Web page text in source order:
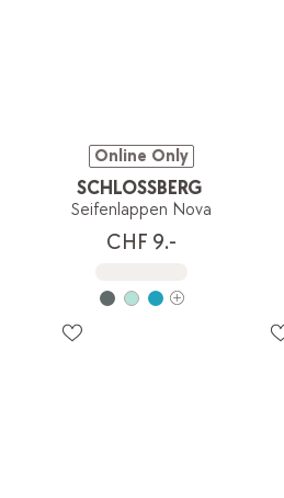
Online Only
SCHLOSSBERG
Seifenlappen Nova
CHF 9.-